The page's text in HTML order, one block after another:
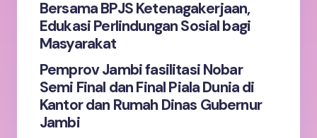
Bersama BPJS Ketenagakerjaan,
Edukasi Perlindungan Sosial bagi
Masyarakat
Pemprov Jambi fasilitasi Nobar
Semi Final dan Final Piala Dunia di
Kantor dan Rumah Dinas Gubernur
Jambi